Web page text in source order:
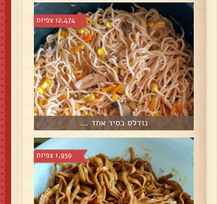
12,474 צפיות
נודלס בסיר אחד ...
1,959 צפיות